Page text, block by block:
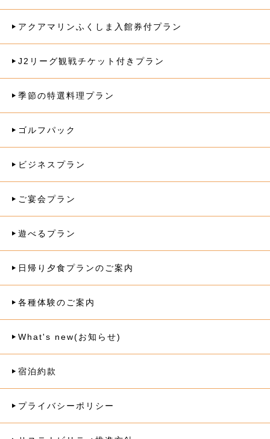
アクアマリンふくしま入館券付プラン
J2リーグ観戦チケット付きプラン
季節の特選料理プラン
ゴルフパック
ビジネスプラン
ご宴会プラン
遊べるプラン
日帰り夕食プランのご案内
各種体験のご案内
What's new(お知らせ)
宿泊約款
プライバシーポリシー